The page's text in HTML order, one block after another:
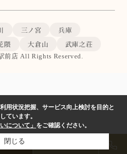
検索
三ノ宮
兵庫
隈 大倉山 武庫之荘
前店 All Rights Reserved.
用状況把握、サービス向上検討を目的と
ています。
について」 をご確認ください。
閉じる